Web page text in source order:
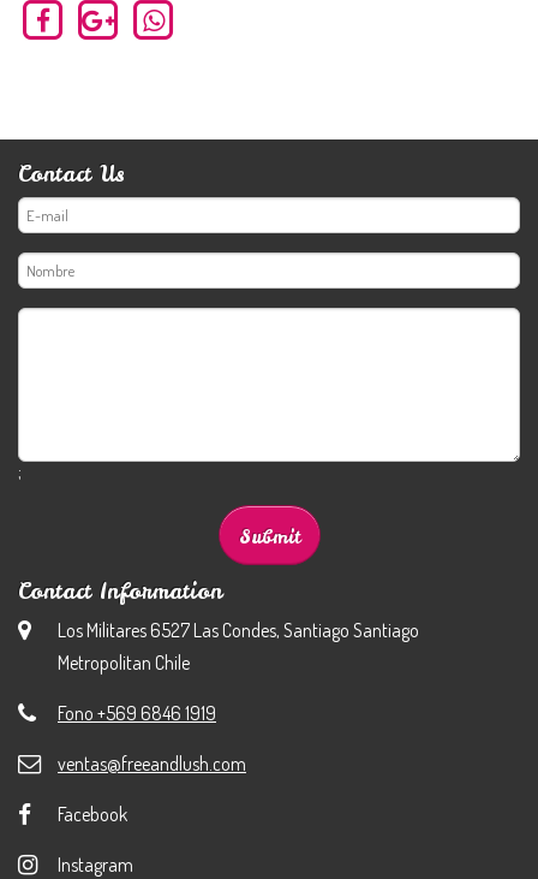
Contact Us
;
Contact Information
Los Militares 6527 Las Condes, Santiago Santiago
Metropolitan Chile
Fono +569 6846 1919
ventas@freeandlush.com
Facebook
Instagram